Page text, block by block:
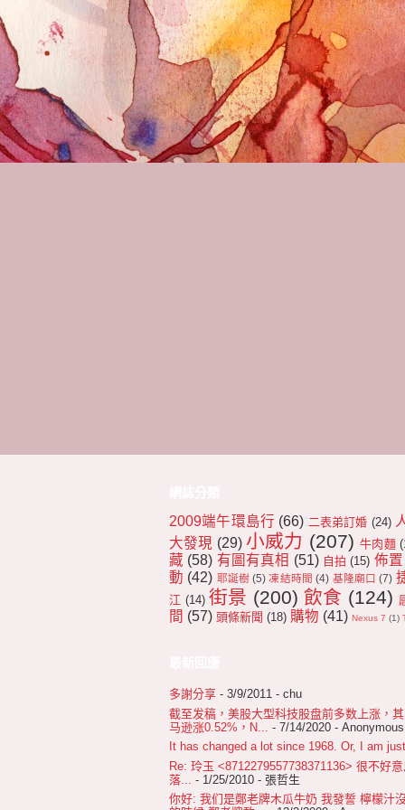
2009端午環島行 (66) 二表弟訂婚 (24)
大發現 (29) 小威力 (207) 牛肉麵
藏 (58) 有圖有真相 (51) 自拍 (15) 佈置
動 (42) 耶誕樹 (5) 凍結時間 (4) 基隆廟口 (7)
江 (14) 街景 (200) 飲食 (124)
間 (57) 頭條新聞 (18) 購物 (41) Nexus 7 (1)
多謝分享 - 3/9/2011 - chu
截至发稿，美股大型科技股盘前多数上涨，
马逊涨0.52%，N...
- 7/14/2020 - Anonymous
It has changed a lot since 1968. Or, I am
Re: 玲玉 <8712279557738371136> 很不好
落...
- 1/25/2010 - 張哲生
你好: 我们是鄭老牌木瓜牛奶 我發誓 檸檬汁